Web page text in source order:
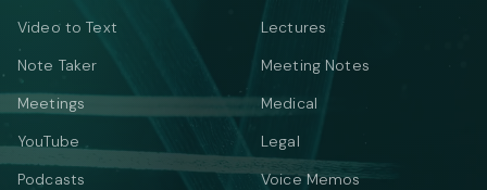
Video to Text
Note Taker
Meetings
YouTube
Podcasts
Lectures
Meeting Notes
Medical
Legal
Voice Memos